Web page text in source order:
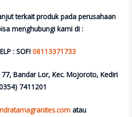
terkait produk pada perusahaan
menghubungi kami di :
: SOFI 08113371733
Bandar Lor, Kec. Mojoroto, Kediri
7411201
atau